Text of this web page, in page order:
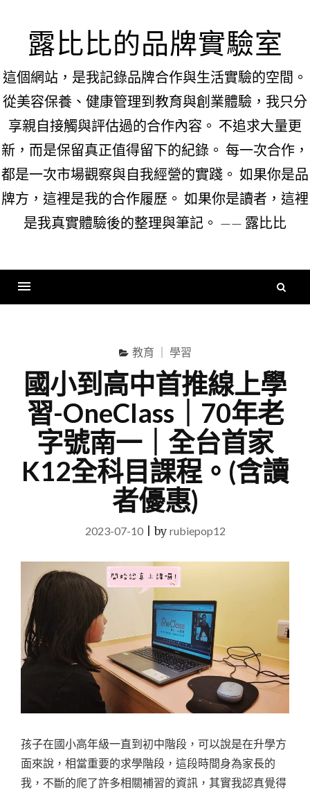
content露比比的品牌實驗室
這個網站，是我記錄品牌合作與生活實驗的空間。
從美容保養、健康管理到教育與創業體驗，我只分
享親自接觸與評估過的合作內容。 不追求大量更
新，而是保留真正值得留下的紀錄。 每一次合作，
都是一次市場觀察與自我經營的實踐。 如果你是品
牌方，這裡是我的合作履歷。 如果你是讀者，這裡
是我真實體驗後的整理與筆記。 —— 露比比
教育 ｜ 學習
國小到高中首推線上學
習-OneClass｜70年老
字號南一｜全台首家
K12全科目課程。(含讀
者優惠)
2023-07-10|by rubiepop12
孩子在國小高年級一直到初中階段，可以說是在升學方
面來說，相當重要的求學階段，這段時間身為家長的
我，不斷的爬了許多相關補習的資訊，其實我認真覺得